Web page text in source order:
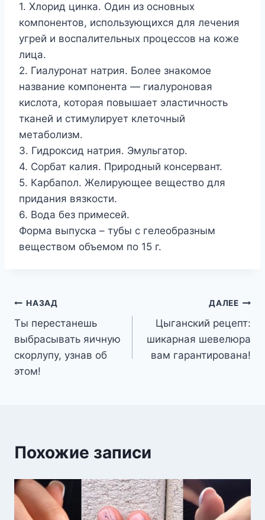
1. Хлорид цинка. Один из основных
компонентов, использующихся для лечения
угрей и воспалительных процессов на коже
лица.
2. Гиалуронат натрия. Более знакомое
название компонента — гиалуроновая
кислота, которая повышает эластичность
тканей и стимулирует клеточный
метаболизм.
3. Гидроксид натрия. Эмульгатор.
4. Сорбат калия. Природный консервант.
5. Карбапол. Желирующее вещество для
придания вязкости.
6. Вода без примесей.
Форма выпуска – тубы с гелеобразным
веществом объемом по 15 г.
Навигация
по
записям
НАЗАД
Ты перестанешь
выбрасывать яичную
скорлупу, узнав об
этом!
ДАЛЕЕ
Цыганский рецепт:
шикарная шевелюра
вам гарантирована!
Похожие записи